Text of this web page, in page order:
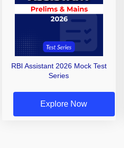
RBI Assistant 2026 Mock Test
Series
Explore Now